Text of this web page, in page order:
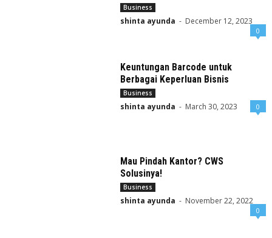
Business
shinta ayunda - December 12, 2023
0
Keuntungan Barcode untuk
Berbagai Keperluan Bisnis
Business
shinta ayunda - March 30, 2023 0
Mau Pindah Kantor? CWS
Solusinya!
Business
shinta ayunda - November 22, 2022
0